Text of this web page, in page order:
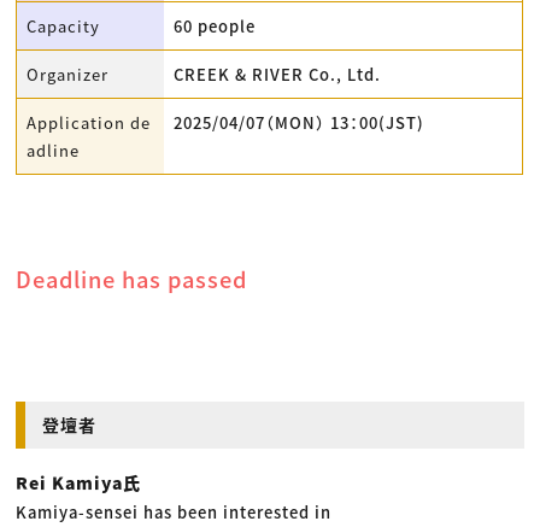
Capacity 60 people
Organizer CREEK & RIVER Co., Ltd.
Application de
adline
2025/04/07（MON） 13：00(JST)
Deadline has passed
登壇者
Rei Kamiya氏
Kamiya-sensei has been interested in